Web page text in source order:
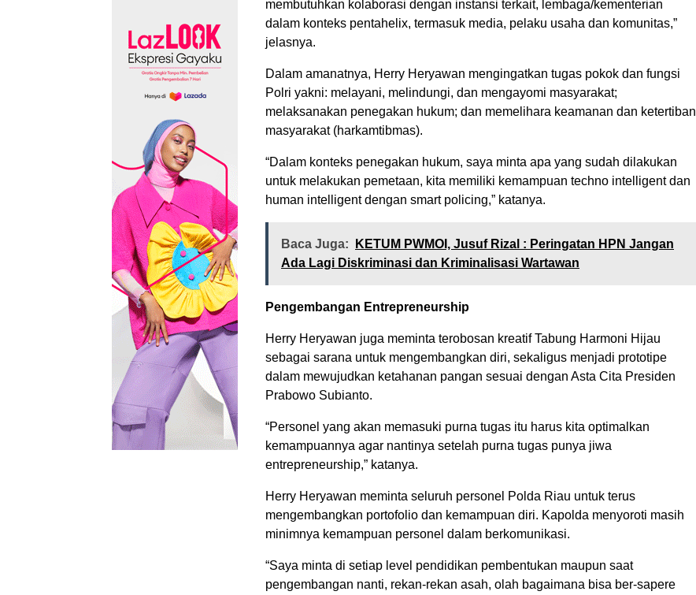
membutuhkan kolaborasi dengan instansi terkait, lembaga/kementerian
dalam konteks pentahelix, termasuk media, pelaku usaha dan komunitas,”
jelasnya.
Dalam amanatnya, Herry Heryawan mengingatkan tugas pokok dan fungsi
Polri yakni: melayani, melindungi, dan mengayomi masyarakat;
melaksanakan penegakan hukum; dan memelihara keamanan dan ketertiban
masyarakat (harkamtibmas).
“Dalam konteks penegakan hukum, saya minta apa yang sudah dilakukan
untuk melakukan pemetaan, kita memiliki kemampuan techno intelligent dan
human intelligent dengan smart policing,” katanya.
Baca Juga:
KETUM PWMOI, Jusuf Rizal : Peringatan HPN Jangan
Ada Lagi Diskriminasi dan Kriminalisasi Wartawan
Pengembangan Entrepreneurship
Herry Heryawan juga meminta terobosan kreatif Tabung Harmoni Hijau
sebagai sarana untuk mengembangkan diri, sekaligus menjadi prototipe
dalam mewujudkan ketahanan pangan sesuai dengan Asta Cita Presiden
Prabowo Subianto.
“Personel yang akan memasuki purna tugas itu harus kita optimalkan
kemampuannya agar nantinya setelah purna tugas punya jiwa
entrepreneurship,” katanya.
Herry Heryawan meminta seluruh personel Polda Riau untuk terus
mengembangkan portofolio dan kemampuan diri. Kapolda menyoroti masih
minimnya kemampuan personel dalam berkomunikasi.
“Saya minta di setiap level pendidikan pembentukan maupun saat
pengembangan nanti, rekan-rekan asah, olah bagaimana bisa ber-sapere